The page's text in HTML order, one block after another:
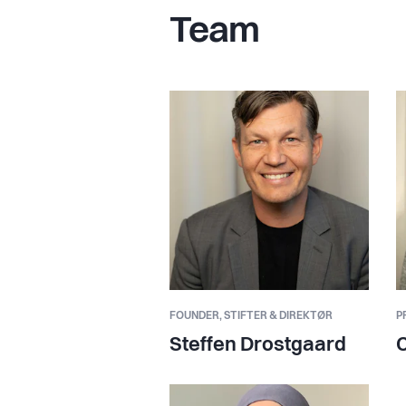
Team
FOUNDER,STIFTER & DIREKTØR
Steffen Drostgaard